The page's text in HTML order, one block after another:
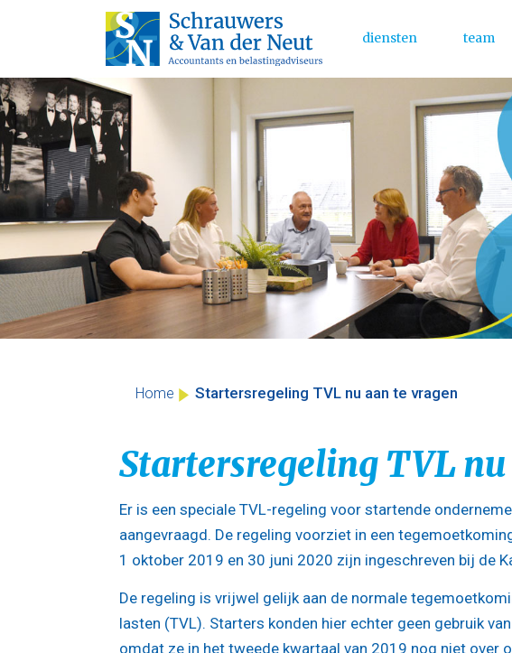
Skip
to
content
Main Menu
diensten team
Home Startersregeling TVL nu aan te vragen
Startersregeling TVL
Er is een speciale TVL-regeling voor startende
aangevraagd. De regeling voorziet in een
1 oktober 2019 en 30 juni 2020 zijn ingeschreven bij de
De regeling is vrijwel gelijk aan de normale
lasten (TVL). Starters konden hier echter geen gebruik
omdat ze in het tweede kwartaal van 2019 nog niet over